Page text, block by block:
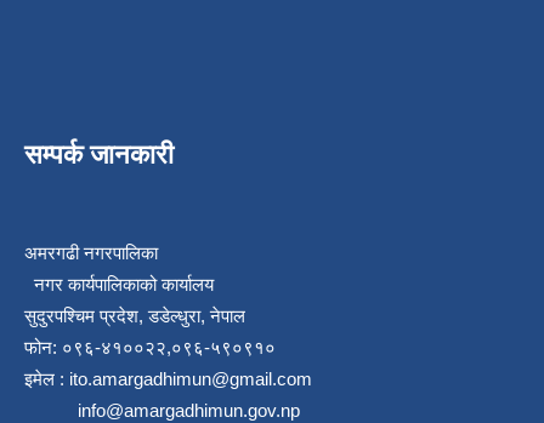
सम्पर्क जानकारी
अमरगढी नगरपालिका
नगर कार्यपालिकाको कार्यालय
सुदुरपश्चिम प्रदेश, डडेल्धुरा, नेपाल
फोन: ०९६-४१००२२,०९६-५९०९१०
इमेल : ito.amargadhimun@gmail.com
info@amargadhimun.gov.np